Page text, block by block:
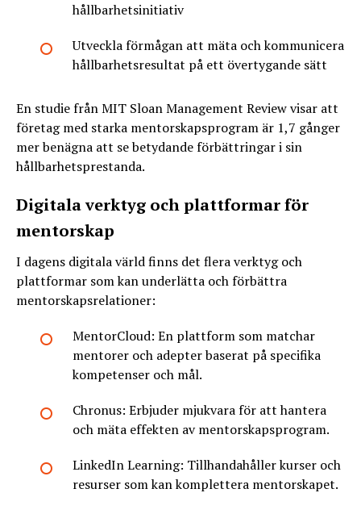
hållbarhetsinitiativ
Utveckla förmågan att mäta och kommunicera
hållbarhetsresultat på ett övertygande sätt
En studie från MIT Sloan Management Review visar att
företag med starka mentorskapsprogram är 1,7 gånger
mer benägna att se betydande förbättringar i sin
hållbarhetsprestanda.
Digitala verktyg och plattformar för
mentorskap
I dagens digitala värld finns det flera verktyg och
plattformar som kan underlätta och förbättra
mentorskapsrelationer:
MentorCloud: En plattform som matchar
mentorer och adepter baserat på specifika
kompetenser och mål.
Chronus: Erbjuder mjukvara för att hantera
och mäta effekten av mentorskapsprogram.
LinkedIn Learning: Tillhandahåller kurser och
resurser som kan komplettera mentorskapet.